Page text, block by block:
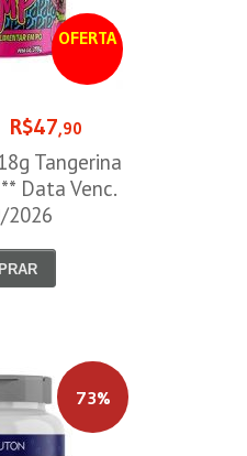
OFERTA
R$47,90
Tangerina
Data Venc.
2026
73%